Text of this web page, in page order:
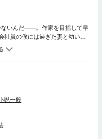
ないんだ――。作家を目指して早
社員の僕には過ぎた妻と幼い長
よぎる不安。だけど、僕には才
家志望の男・伊留香総一郎（い
か!? 感涙必至！ 覆面作家の虚
説一般